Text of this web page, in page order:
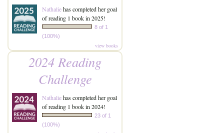
Nathaliehas completed her goal
of reading 1 book in 2025!
8 of 1
(100%)
view books
2024 Reading
Challenge
Nathaliehas completed her goal
of reading 1 book in 2024!
23 of 1
(100%)